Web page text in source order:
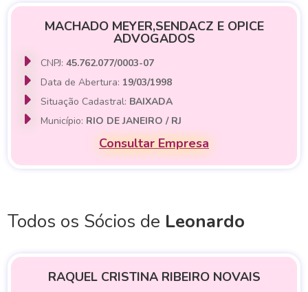
MACHADO MEYER,SENDACZ E OPICE
ADVOGADOS
CNPJ:45.762.077/0003-07
Data de Abertura: 19/03/1998
Situação Cadastral: BAIXADA
Município: RIO DE JANEIRO / RJ
Consultar Empresa
Todos os Sócios de Leonardo
RAQUEL CRISTINA RIBEIRO NOVAIS